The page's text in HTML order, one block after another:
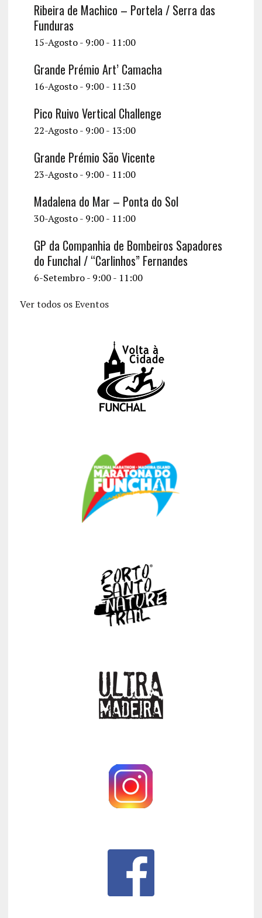
Ribeira de Machico – Portela / Serra das
Funduras
15-Agosto - 9:00- 11:00
Grande Prémio Art’ Camacha
16-Agosto - 9:00- 11:30
Pico Ruivo Vertical Challenge
22-Agosto - 9:00- 13:00
Grande Prémio São Vicente
23-Agosto - 9:00- 11:00
Madalena do Mar – Ponta do Sol
30-Agosto - 9:00- 11:00
GP da Companhia de Bombeiros Sapadores
do Funchal / “Carlinhos” Fernandes
6-Setembro - 9:00- 11:00
Ver todos os Eventos